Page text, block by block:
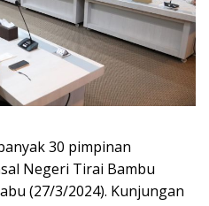
30 pimpinan
Negeri Tirai Bambu
(27/3/2024). Kunjungan